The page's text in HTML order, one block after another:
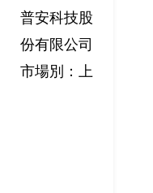
普安科技股
份有限公司
市場別：上